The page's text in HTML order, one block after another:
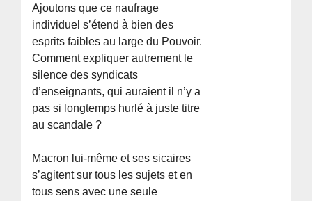
Ajoutons que ce naufrage
individuel s’étend à bien des
esprits faibles au large du Pouvoir.
Comment expliquer autrement le
silence des syndicats
d’enseignants, qui auraient il n’y a
pas si longtemps hurlé à juste titre
au scandale ?
Macron lui-même et ses sicaires
s’agitent sur tous les sujets et en
tous sens avec une seule